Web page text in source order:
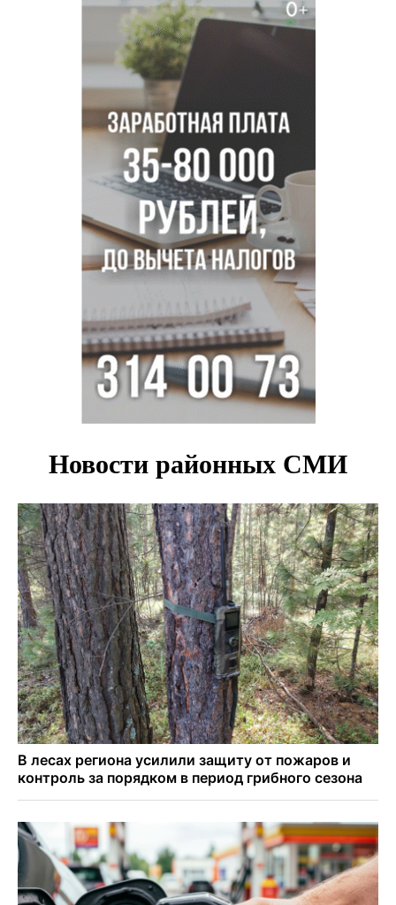
Парашютную вышку за 16 миллионов закупил детский
лагерь под Новосибирском
Заборы на площади Маркса сносят для новой зоны
отдыха в Новосибирске
Глава сельсовета Игорь Конах утонул у острова в
Новосибирском водохранилище